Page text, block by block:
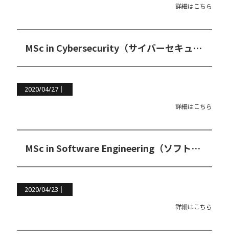
詳細はこちら
MSc in Cybersecurity（サイバーセキュリティ修士コース）
2020/04/27｜
詳細はこちら
MSc in Software Engineering（ソフトエンジニアリング修士コース）
2020/04/23｜
詳細はこちら